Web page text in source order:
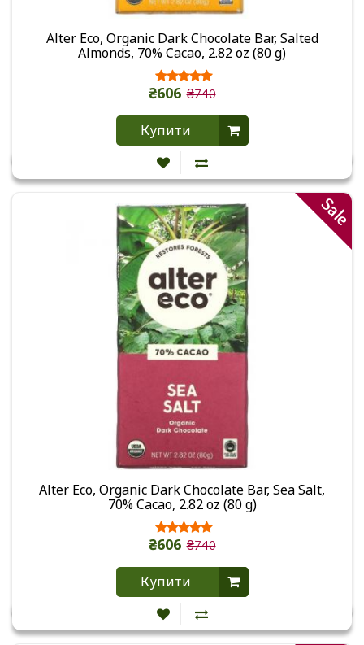
Alter Eco, Organic Dark Chocolate Bar, Salted
Almonds, 70% Cacao, 2.82 oz (80 g)
₴606 ₴740
Купити
Sale
Alter Eco, Organic Dark Chocolate Bar, Sea Salt,
70% Cacao, 2.82 oz (80 g)
₴606 ₴740
Купити